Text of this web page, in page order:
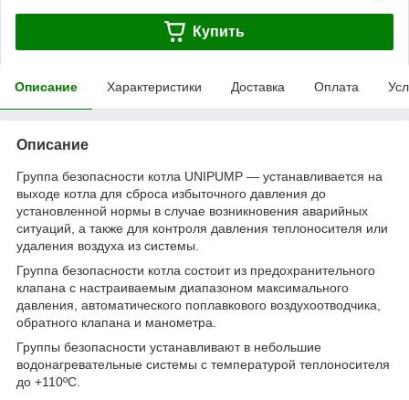
Купить
Описание Характеристики Доставка Оплата
Описание
Группа безопасности котла UNIPUMP — устанавливается на
выходе котла для сброса избыточного давления до
установленной нормы в случае возникновения аварийных
ситуаций, а также для контроля давления теплоносителя или
удаления воздуха из системы.
Группа безопасности котла состоит из предохранительного
клапана с настраиваемым диапазоном максимального
давления, автоматического поплавкового воздухоотводчика,
обратного клапана и манометра.
Группы безопасности устанавливают в небольшие
водонагревательные системы с температурой теплоносителя
до +110ºC.